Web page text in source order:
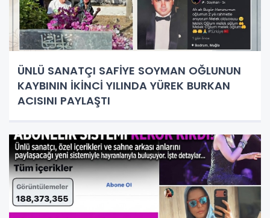
ÜNLÜ SANATÇI SAFİYE SOYMAN OĞLUNUN
KAYBININ İKİNCİ YILINDA YÜREK BURKAN
ACISINI PAYLAŞTI